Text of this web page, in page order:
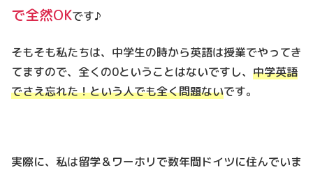
で全然OKです♪
そもそも私たちは、中学生の時から英語は授業でやってき
てますので、全くの0ということはないですし、 中学英語
でさえ忘れた！という人でも全く問題ないです。
実際に、私は留学＆ワーホリで数年間ドイツに住んでいま